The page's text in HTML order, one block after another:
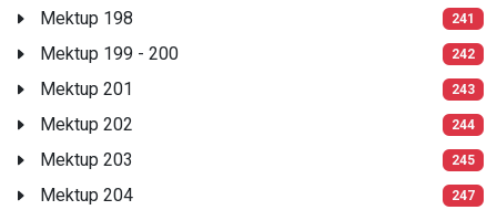
Mektup 198 241
Mektup 199 - 200 242
Mektup 201 243
Mektup 202 244
Mektup 203 245
Mektup 204 247